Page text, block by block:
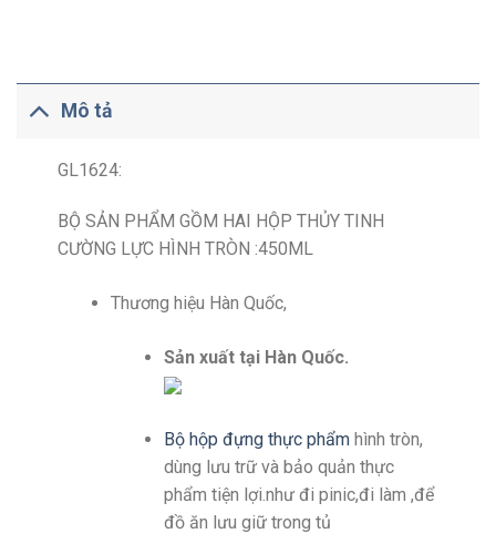
Mô tả
GL1624:
BỘ SẢN PHẨM GỒM HAI HỘP THỦY TINH
CƯỜNG LỰC HÌNH TRÒN :450ML
Thương hiệu Hàn Quốc,
Sản xuất tại Hàn Quốc.
Bộ hộp đựng thực phẩmhình tròn,
dùng lưu trữ và bảo quản thực
phẩm tiện lợi.như đi pinic,đi làm ,để
đồ ăn lưu giữ trong tủ